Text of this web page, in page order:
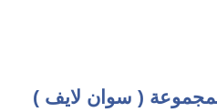
لمجموعة ( سوان لايف )